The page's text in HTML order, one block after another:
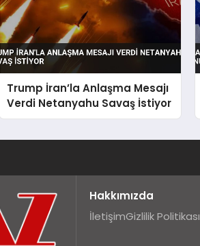
Trump İran’la Anlaşma Mesajı
Verdi Netanyahu Savaş İstiyor
Hakkımızda
İletişimGizlilik Politikası